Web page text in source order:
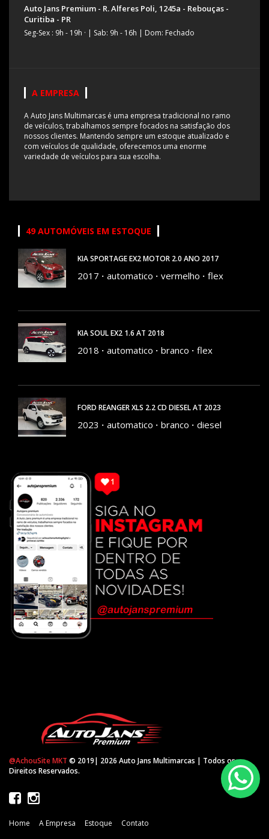
Auto Jans Premium - R. Alferes Poli, 1245a - Rebouças -
Curitiba - PR
Seg-Sex : 9h - 19h · | Sab: 9h - 16h | Dom: Fechado
A EMPRESA
A Auto Jans Multimarcas é uma empresa tradicional no ramo
de veículos, trabalhamos sempre focados na satisfação dos
nossos clientes. Mantendo sempre um estoque atualizado e
com veículos de qualidade, oferecemos uma enorme
variedade de veículos para sua escolha.
49 AUTOMÓVEIS EM ESTOQUE
KIA SPORTAGE EX2 MOTOR 2.0 ANO 2017
2017 automatico vermelho flex
KIA SOUL EX2 1.6 AT 2018
2018 automatico branco flex
FORD REANGER XLS 2.2 CD DIESEL AT 2023
2023 automatico branco diesel
@AchouSite MKT © 2019| 2026 Auto Jans Multimarcas | Todos os
Direitos Reservados.
Home A Empresa Estoque Contato